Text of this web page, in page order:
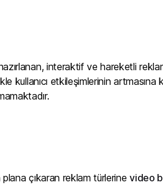
interaktif ve hareketli
kullanıcı etkileşimlerinin
plana çıkaran reklam türlerinevideo